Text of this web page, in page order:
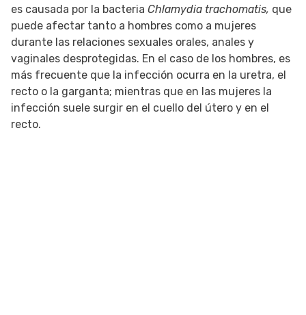
es causada por la bacteria Chlamydia trachomatis, que
puede afectar tanto a hombres como a mujeres
durante las relaciones sexuales orales, anales y
vaginales desprotegidas. En el caso de los hombres, es
más frecuente que la infección ocurra en la uretra, el
recto o la garganta; mientras que en las mujeres la
infección suele surgir en el cuello del útero y en el
recto.